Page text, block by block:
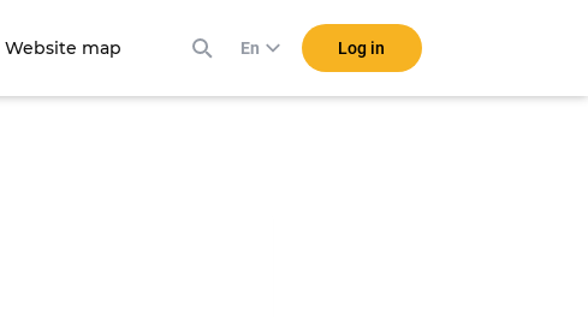
Website map En Log in